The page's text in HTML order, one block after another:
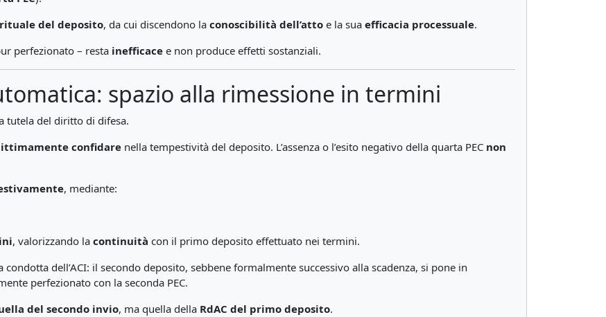
del deposito, da cui discendono la conoscibilità dell’atto e la sua efficacia processuale.
perfezionato – resta inefficace e non produce effetti sostanziali.
spazio alla rimessione in termini
tutela del diritto di difesa.
confidare nella tempestività del deposito. L’assenza o l’esito negativo della quarta PEC non
, mediante:
, valorizzando la continuità con il primo deposito effettuato nei termini.
dell’ACI: il secondo deposito, sebbene formalmente successivo alla scadenza, si pone in
perfezionato con la seconda PEC.
del secondo invio, ma quella della RdAC del primo deposito.